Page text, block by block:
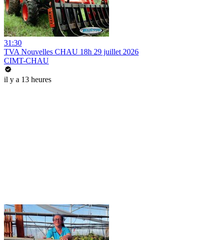
31:30
TVA Nouvelles CHAU 18h 29 juillet 2026
CIMT-CHAU
il y a 13 heures